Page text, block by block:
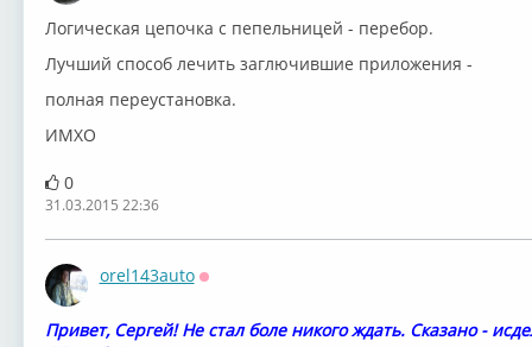
Логическая цепочка с пепельницей - перебор.
Лучший способ лечить заглючившие приложения -
полная переустановка.
ИМХО
0
31.03.2015 22:36
orel143auto
Привет, Сергей! Не стал боле никого ждать. Сказано -